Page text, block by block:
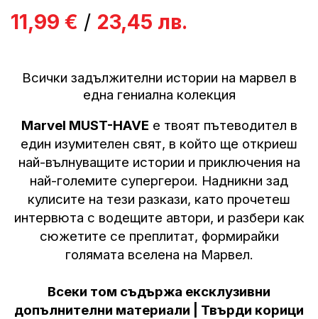
11,99 € / 23,45 лв.
Всички задължителни истории на марвел в
една гениална колекция
Marvel MUST-HAVE е твоят пътеводител в
един изумителен свят, в който ще откриеш
най-вълнуващите истории и приключения на
най-големите супергерои. Надникни зад
кулисите на тези разкази, като прочетеш
интервюта с водещите автори, и разбери как
сюжетите се преплитат, формирайки
голямата вселена на Марвел.
Всеки том съдържа ексклузивни
допълнителни материали | Твърди корици
снимки